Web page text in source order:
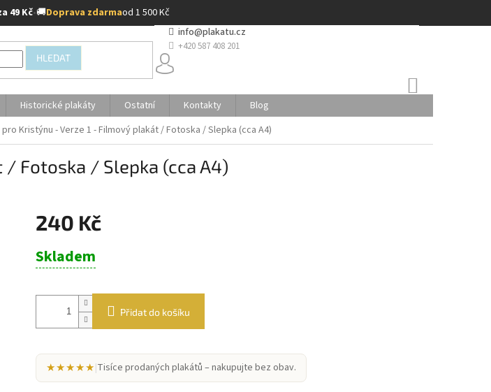
49 Kč•🚚Doprava zdarmaod 1 500 Kč
HLEDAT
+420 587 408 201
info@plakatu.cz
KOŠÍK
Historické plakáty Ostatní Kontakty
Blog
Kristýnu - Verze 1 - Filmový plakát / Fotoska / Slepka (cca A4)
Fotoska / Slepka (cca A4)
240 Kč
cena:
Skladem
Přidat do košíku
★★★★★|Tisíce prodaných plakátů – nakupujte bez obav.